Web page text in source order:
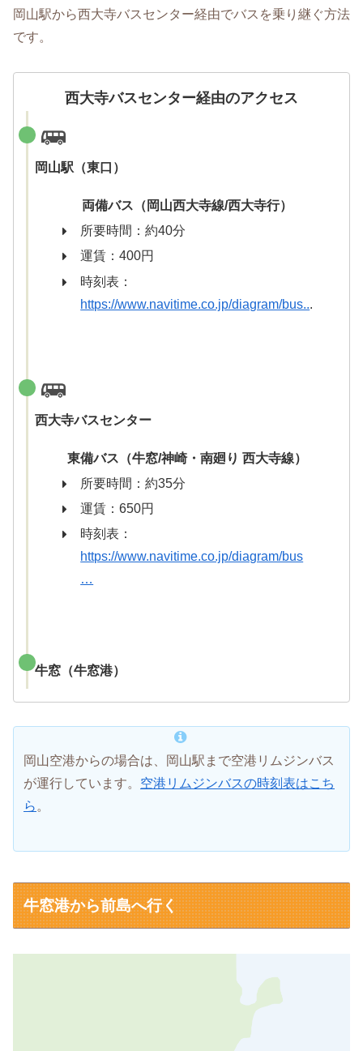
岡山駅から西大寺バスセンター経由でバスを乗り継ぐ方法
です。
西大寺バスセンター経由のアクセス
岡山駅（東口）
両備バス（岡山西大寺線/西大寺行）
所要時間：約40分
運賃：400円
時刻表：
https://www.navitime.co.jp/diagram/bus...
西大寺バスセンター
東備バス（牛窓/神崎・南廻り 西大寺線）
所要時間：約35分
運賃：650円
時刻表：
https://www.navitime.co.jp/diagram/bus
…
牛窓（牛窓港）
岡山空港からの場合は、岡山駅まで空港リムジンバス
が運行しています。 空港リムジンバスの時刻表はこち
ら 。
牛窓港から前島へ行く